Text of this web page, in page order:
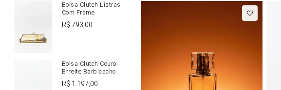
Bolsa Clutch Listras
Com Frame
R$793,00
Bolsa Clutch Couro
Enfeite Barbicacho
R$ 1.197,00